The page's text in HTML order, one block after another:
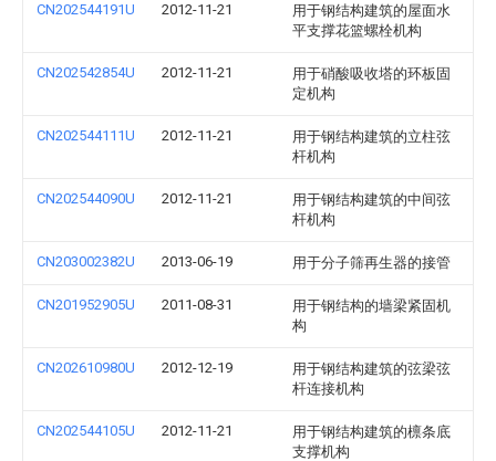
CN202544191U 2012-11-21
用于钢结构建筑的屋面水
平支撑花篮螺栓机构
CN202542854U 2012-11-21
用于硝酸吸收塔的环板固
定机构
CN202544111U 2012-11-21
用于钢结构建筑的立柱弦
杆机构
CN202544090U 2012-11-21
用于钢结构建筑的中间弦
杆机构
CN203002382U 2013-06-19 用于分子筛再生器的接管
CN201952905U 2011-08-31
用于钢结构的墙梁紧固机
构
CN202610980U 2012-12-19
用于钢结构建筑的弦梁弦
杆连接机构
CN202544105U 2012-11-21
用于钢结构建筑的檩条底
支撑机构